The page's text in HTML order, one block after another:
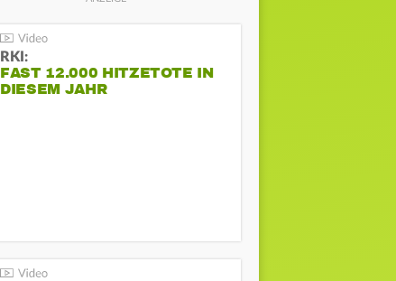
RKI:
FAST 12.000 HITZETOTE IN
DIESEM JAHR